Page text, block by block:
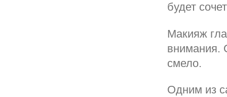
будет
Макияж
внимания.
смело.
Одним из